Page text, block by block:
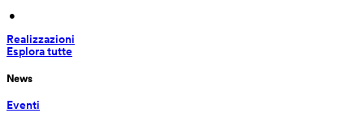
•
Realizzazioni
Esplora tutte
News
Eventi